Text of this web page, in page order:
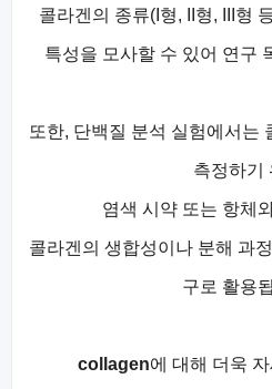
콜라겐의 종류(I형, II형, III형
특성을 모사할 수 있어 연구
또한, 단백질 분석 실험에서는
측정하기
염색 시약 또는 항체
콜라겐의 생합성이나 분해 과
구로 활용
collagen에 대해 더욱